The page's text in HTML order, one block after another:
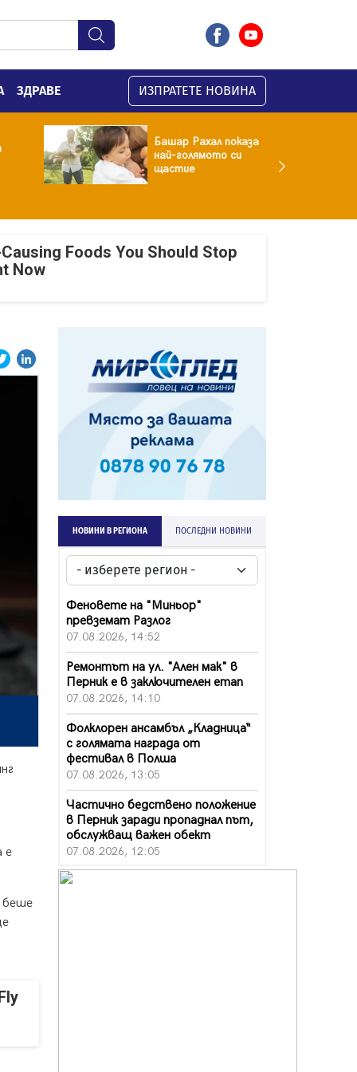
ЗДРАВЕ ИЗПРАТЕТЕ НОВИНА
Башар Рахал показа
най-голямото си
щастие
Foods You Should Stop
Now
е
беше
НОВИНИ В РЕГИОНА ПОСЛЕДНИ НОВИНИ
Феновете на "Миньор"
превземат Разлог
07.08.2026, 14:52
Ремонтът на ул. "Ален мак" в
Перник е в заключителен етап
07.08.2026, 14:10
Фолклорен ансамбъл „Кладница“
с голямата награда от
фестивал в Полша
07.08.2026, 13:05
Частично бедствено положение
в Перник заради пропаднал път,
обслужващ важен обект
07.08.2026, 12:05
Да отговорим на жегите с филм